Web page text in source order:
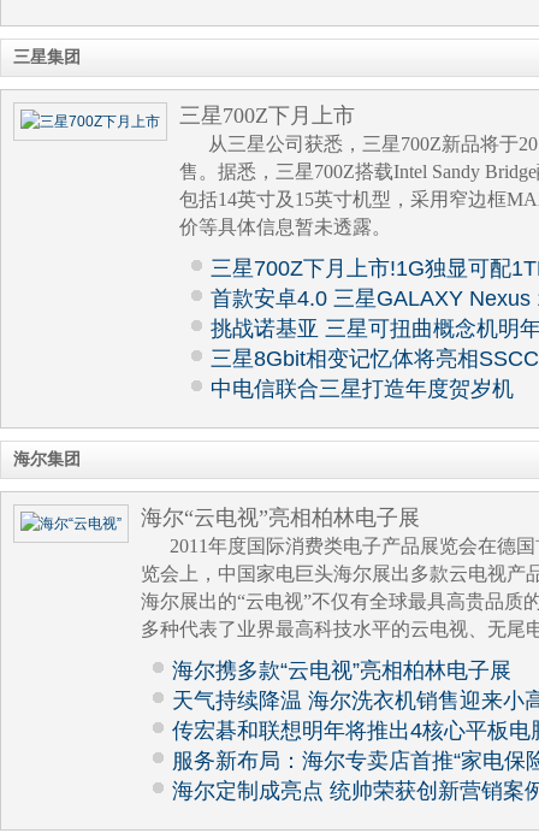
三星集团
三星700Z下月上市
从三星公司获悉，三星700Z新品将于
售。据悉，三星700Z搭载Intel Sandy
包括14英寸及15英寸机型，采用窄边框
价等具体信息暂未透露。
三星700Z下月上市!1G独显可配
首款安卓4.0 三星GALAXY Nexus
挑战诺基亚 三星可扭曲概念机明
三星8Gbit相变记忆体将亮相SSCC
中电信联合三星打造年度贺岁机
海尔集团
海尔“云电视”亮相柏林电子展
2011年度国际消费类电子产品展览会在德
览会上，中国家电巨头海尔展出多款云电视产
海尔展出的“云电视”不仅有全球最具高贵品质
多种代表了业界最高科技水平的云电视、无尾
海尔携多款“云电视”亮相柏林电子展
天气持续降温 海尔洗衣机销售迎来小
传宏碁和联想明年将推出4核心平板电
服务新布局：海尔专卖店首推“家电保
海尔定制成亮点 统帅荣获创新营销案